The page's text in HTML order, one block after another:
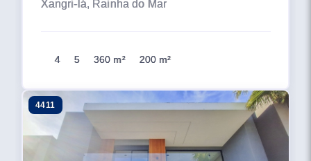
Xangri-lá, Rainha do Mar
4 5 360 m² 200 m²
4411